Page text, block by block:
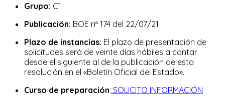
Grupo: C1
Publicación: BOE nº 174 del 22/07/21
Plazo de instancias: El plazo de presentación de
solicitudes será de veinte días hábiles a contar
desde el siguiente al de la publicación de esta
resolución en el «Boletín Oficial del Estado».
Curso de preparación: SOLICITO INFORMACIÓN